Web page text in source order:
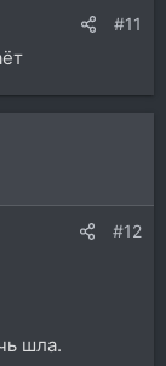
#11
#12
шла.